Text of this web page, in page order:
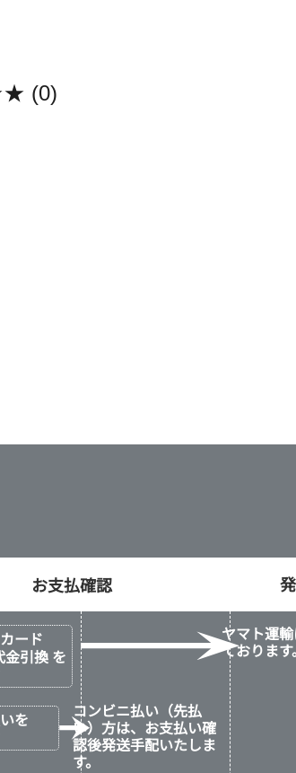
(0)
ード
引換 を
を
コンビニ払い（先払
い）方は、お支払い確
認後発送手配いたしま
す。
ヤマト運
ております。